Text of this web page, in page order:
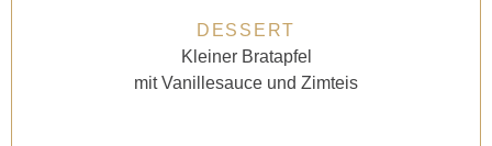
DESSERT
Kleiner Bratapfel
mit Vanillesauce und Zimteis